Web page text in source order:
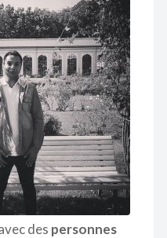
des personnes